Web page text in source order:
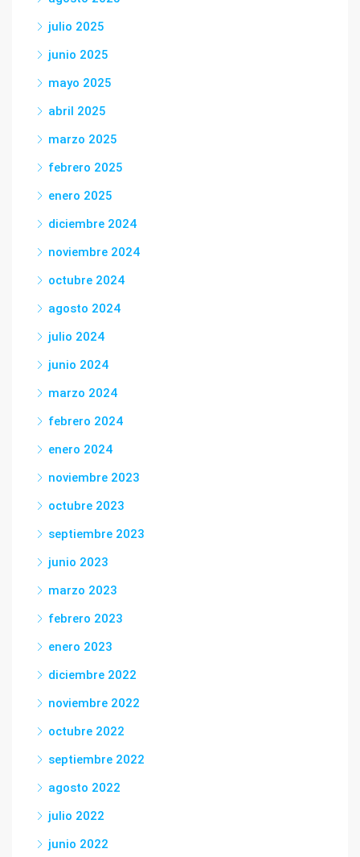
julio 2025
junio 2025
mayo 2025
abril 2025
marzo 2025
febrero 2025
enero 2025
diciembre 2024
noviembre 2024
octubre 2024
agosto 2024
julio 2024
junio 2024
marzo 2024
febrero 2024
enero 2024
noviembre 2023
octubre 2023
septiembre 2023
junio 2023
marzo 2023
febrero 2023
enero 2023
diciembre 2022
noviembre 2022
octubre 2022
septiembre 2022
agosto 2022
julio 2022
junio 2022